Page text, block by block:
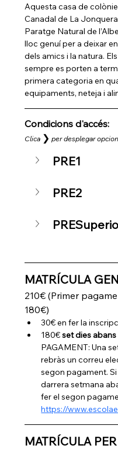
Aquesta casa de
Canadal de La
Paratge Natural de
lloc genuí per a deixar
dels amics i la natura.
sempre es porten a
primera categoria en
equipaments, neteja i
Condicions d'accés:
Clica ❯ per desplegar
PRE1
PRE2
MATRÍCULA
210€ (Primer
180€)
30€ en fer la
180€ set dies
PAGAMENT: Una
rebràs un correu
segon pagament.
darrera setmana
fer el segon
https://
MATRÍCULA